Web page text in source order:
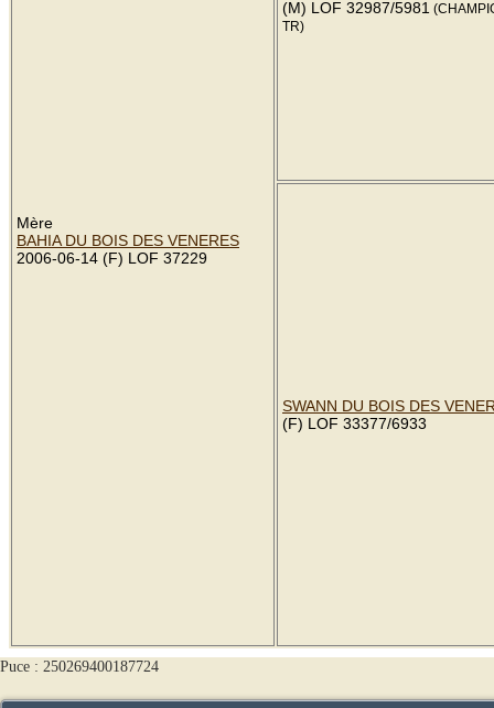
Mère
BAHIA DU BOIS DES VENERES
2006-06-14 (F) LOF 37229
(M) LOF 32987/5981
TR)
SWANN DU BOIS DES
(F) LOF 33377/6933
Puce : 250269400187724